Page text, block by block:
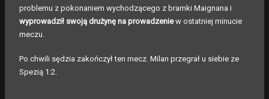
problemu z pokonaniem wychodzącego z bramki Maignana i
wyprowadził swoją drużynę na prowadzeniew ostatniej minucie
meczu.
Po chwili sędzia zakończył ten mecz. Milan przegrał u siebie ze
Spezią 1:2.